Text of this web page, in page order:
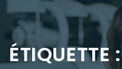
ÉTIQUETTE :